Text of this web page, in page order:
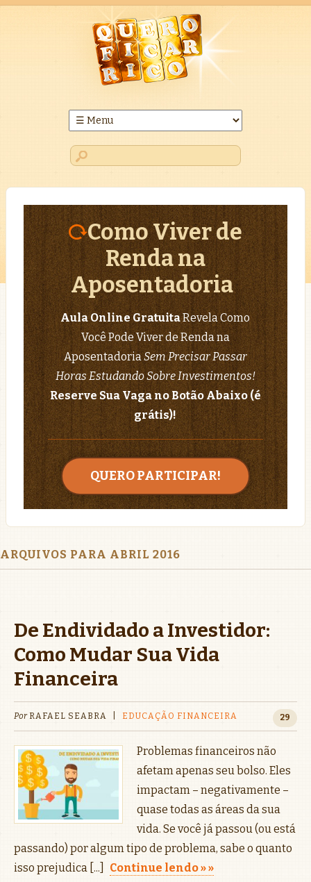
Como Viver de
Renda na
Aposentadoria
Aula Online GratuitaRevela Como
Você Pode Viver de Renda na
AposentadoriaSem Precisar Passar
Horas Estudando Sobre Investimentos!
Reserve Sua Vaga no Botão Abaixo (é
grátis)!
QUERO PARTICIPAR!
ARQUIVOS PARA ABRIL 2016
De Endividado a Investidor:
Como Mudar Sua Vida
Financeira
Por RAFAEL SEABRA EDUCAÇÃO FINANCEIRA 29
Problemas financeiros não
afetam apenas seu bolso. Eles
impactam – negativamente –
quase todas as áreas da sua
vida. Se você já passou (ou está
passando) por algum tipo de problema, sabe o quanto
isso prejudica [...]
Continue lendo »